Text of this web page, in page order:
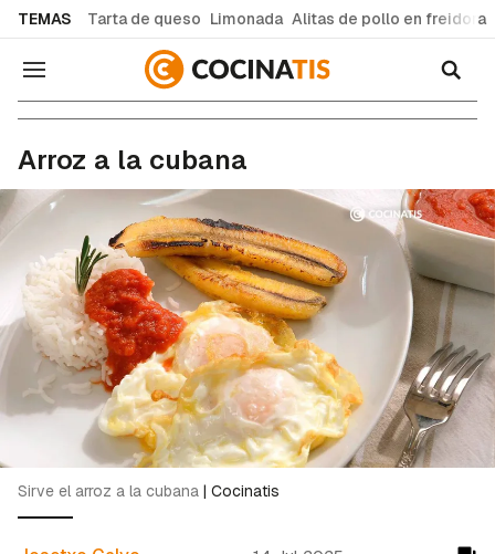
TEMAS Tarta de queso Limonada Alitas de pollo en freidora
Navegación
Arroz a la cubana
Sirve el arroz a la cubana | Cocinatis